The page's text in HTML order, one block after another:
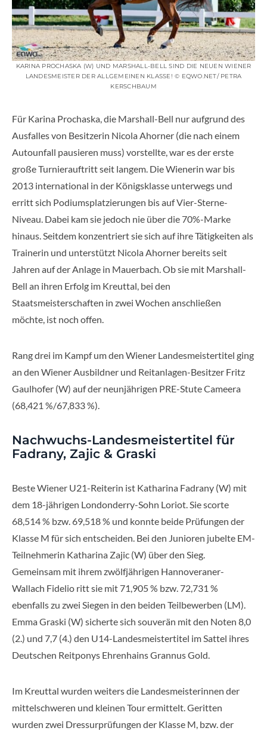
KARINA PROCHASKA (W) UND MARSHALL-BELL SIND DIE NEUEN WIENER
LANDESMEISTER DER ALLGEMEINEN KLASSE! © EQWO.NET/ PETRA
KERSCHBAUM
Für Karina Prochaska, die Marshall-Bell nur aufgrund des
Ausfalles von Besitzerin Nicola Ahorner (die nach einem
Autounfall pausieren muss) vorstellte, war es der erste
große Turnierauftritt seit langem. Die Wienerin war bis
2013 international in der Königsklasse unterwegs und
erritt sich Podiumsplatzierungen bis auf Vier-Sterne-
Niveau. Dabei kam sie jedoch nie über die 70%-Marke
hinaus. Seitdem konzentriert sie sich auf ihre Tätigkeiten als
Trainerin und unterstützt Nicola Ahorner bereits seit
Jahren auf der Anlage in Mauerbach. Ob sie mit Marshall-
Bell an ihren Erfolg im Kreuttal, bei den
Staatsmeisterschaften in zwei Wochen anschließen
möchte, ist noch offen.
Rang drei im Kampf um den Wiener Landesmeistertitel ging
an den Wiener Ausbildner und Reitanlagen-Besitzer Fritz
Gaulhofer (W) auf der neunjährigen PRE-Stute Cameera
(68,421 %/67,833 %).
Nachwuchs-Landesmeistertitel für
Fadrany, Zajic & Graski
Beste Wiener U21-Reiterin ist Katharina Fadrany (W) mit
dem 18-jährigen Londonderry-Sohn Loriot. Sie scorte
68,514 % bzw. 69,518 % und konnte beide Prüfungen der
Klasse M für sich entscheiden. Bei den Junioren jubelte EM-
Teilnehmerin Katharina Zajic (W) über den Sieg.
Gemeinsam mit ihrem zwölfjährigen Hannoveraner-
Wallach Fidelio ritt sie mit 71,905 % bzw. 72,731 %
ebenfalls zu zwei Siegen in den beiden Teilbewerben (LM).
Emma Graski (W) sicherte sich souverän mit den Noten 8,0
(2.) und 7,7 (4.) den U14-Landesmeistertitel im Sattel ihres
Deutschen Reitponys Ehrenhains Grannus Gold.
Im Kreuttal wurden weiters die Landesmeisterinnen der
mittelschweren und kleinen Tour ermittelt. Geritten
wurden zwei Dressurprüfungen der Klasse M, bzw. der